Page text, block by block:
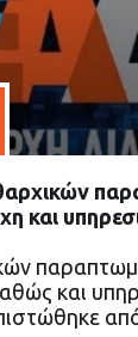
και
και